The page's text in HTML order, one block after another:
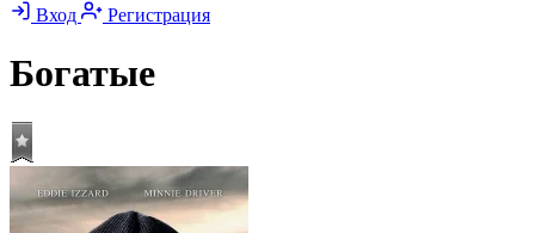
Вход
Регистрация
Богатые